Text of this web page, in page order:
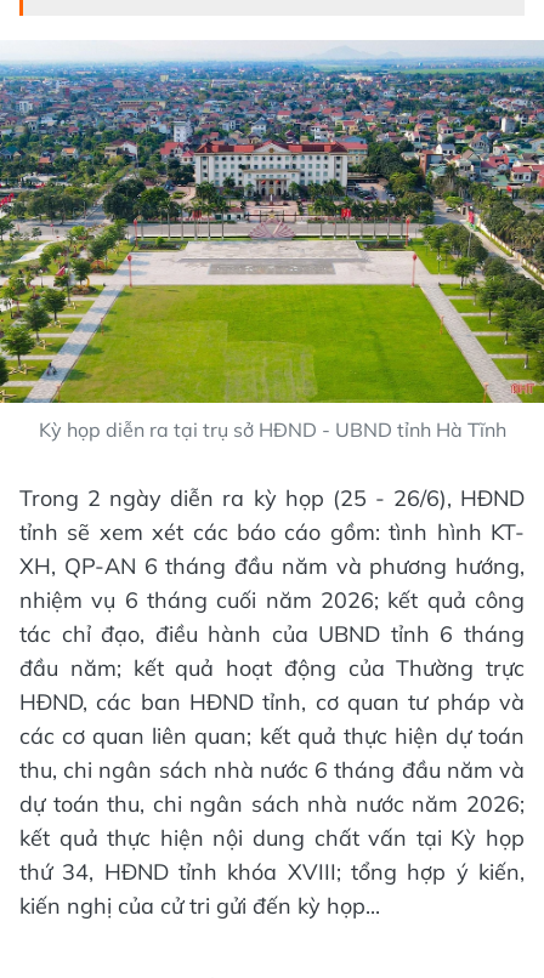
Kỳ họp diễn ra tại trụ sở HĐND - UBND tỉnh Hà Tĩnh
Trong 2 ngày diễn ra kỳ họp (25 - 26/6), HĐND
tỉnh sẽ xem xét các báo cáo gồm: tình hình KT-
XH, QP-AN 6 tháng đầu năm và phương hướng,
nhiệm vụ 6 tháng cuối năm 2026; kết quả công
tác chỉ đạo, điều hành của UBND tỉnh 6 tháng
đầu năm; kết quả hoạt động của Thường trực
HĐND, các ban HĐND tỉnh, cơ quan tư pháp và
các cơ quan liên quan; kết quả thực hiện dự toán
thu, chi ngân sách nhà nước 6 tháng đầu năm và
dự toán thu, chi ngân sách nhà nước năm 2026;
kết quả thực hiện nội dung chất vấn tại Kỳ họp
thứ 34, HĐND tỉnh khóa XVIII; tổng hợp ý kiến,
kiến nghị của cử tri gửi đến kỳ họp...